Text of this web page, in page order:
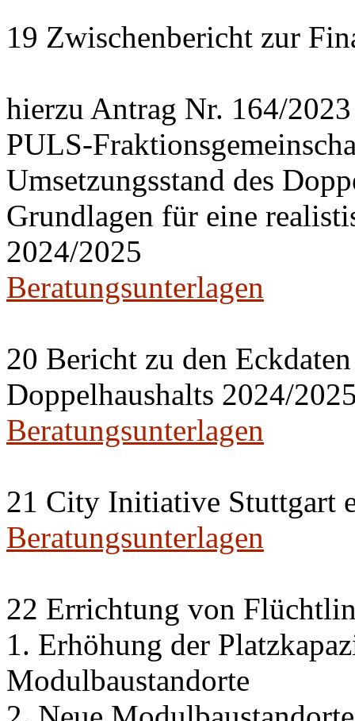
19 Zwischenbericht zur
hierzu Antrag Nr. 164/
PULS-
Umsetzungsstand des
Grundlagen für eine
2024/2025
Beratungsunterlagen
20 Bericht zu den
Doppelhaushalts 2024/
Beratungsunterlagen
21 City Initiative Stuttgart
Beratungsunterlagen
22 Errichtung von
1. Erhöhung der
Modulbaustandorte